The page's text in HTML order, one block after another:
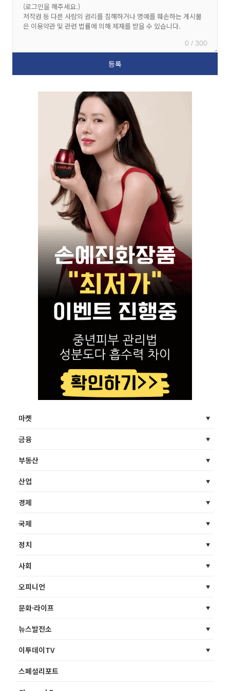
0 / 300
마켓
금융
부동산
산업
경제
국제
정치
사회
오피니언
문화·라이프
뉴스발전소
이투데이TV
스페셜리포트